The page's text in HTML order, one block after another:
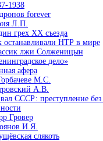
1938
forever
Л.П.
грех ХХ съезда
останавливали НТР в мире
лжи Солженицын
дело»
афера
М.С.
А.В.
СССР: преступление без
Гровер
И.Я.
слякоть